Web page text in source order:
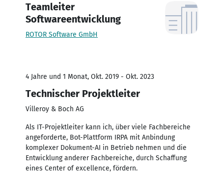
Teamleiter
Softwareentwicklung
ROTOR Software GmbH
4 Jahre und 1 Monat, Okt. 2019 - Okt. 2023
Technischer Projektleiter
Villeroy & Boch AG
Als IT-Projektleiter kann ich, über viele Fachbereiche
angeforderte, Bot-Plattform IRPA mit Anbindung
komplexer Dokument-AI in Betrieb nehmen und die
Entwicklung anderer Fachbereiche, durch Schaffung
eines Center of excellence, fördern.